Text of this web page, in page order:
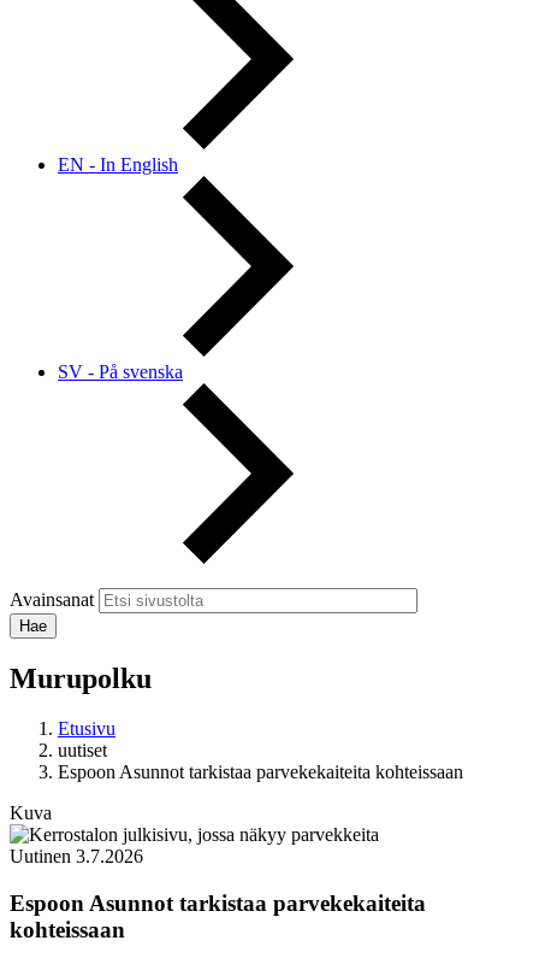
EN - In English
SV - På svenska
Avainsanat
Murupolku
Etusivu
uutiset
Espoon Asunnot tarkistaa parvekekaiteita kohteissaan
Kuva
Uutinen 3.7.2026
Espoon Asunnot tarkistaa parvekekaiteita
kohteissaan